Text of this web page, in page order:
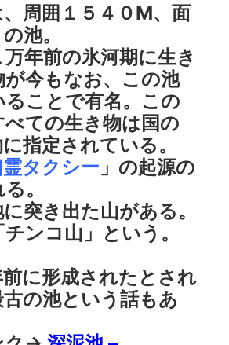
、周囲１５４０M、面
池。
万年前の氷河期に生き
今もなお、この池
ことで有名。この
ての生き物は国の
指定されている。
タクシー 」の起源の
。
に突き出た山がある。
ンコ山」という。
前に形成されたとされ
の池という話もあ